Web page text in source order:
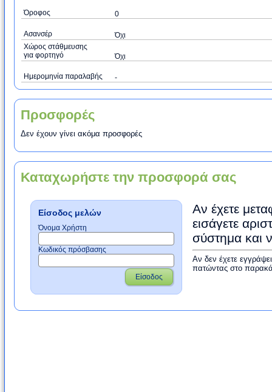
Όροφος 0
Ασανσέρ
Όχι
Χώρος στάθμευσης
για φορτηγό
Όχι
Ημερομηνία παραλαβής -
Προσφορές
Δεν έχουν γίνει ακόμα προσφορές
Καταχωρήστε την προσφορά σας
Είσοδος μελών
Όνομα Χρήστη
Κωδικός πρόσβασης
Είσοδος
Αν έχετε
εισάγετε
σύστημα και
Αν δεν έχετε
πατώντας στο